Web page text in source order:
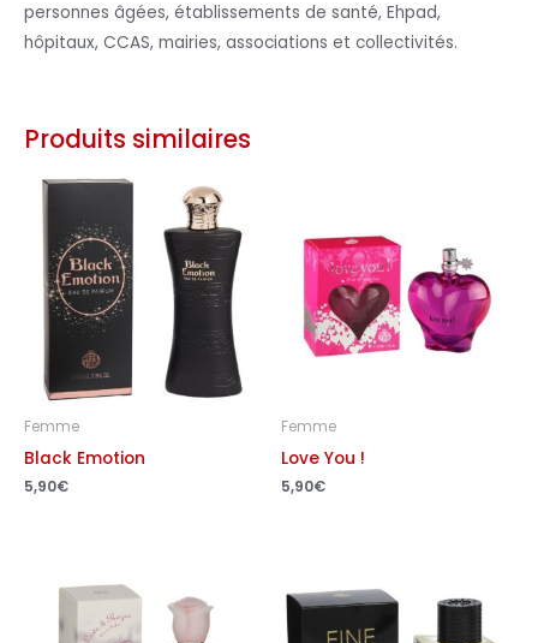
personnes âgées, établissements de santé, Ehpad,
hôpitaux, CCAS, mairies, associations et collectivités.
Produits similaires
Femme
Black Emotion
5,90€
Femme
Love You !
5,90€